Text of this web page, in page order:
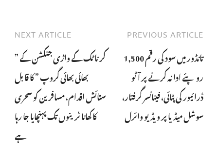
PREVIOUS ARTICLE
تانڈور میں سود کی رقم 1,500
روپئے ادا نہ کرنے پر آٹو
ڈرائیور کی پٹائی، فینانسر گرفتار،
سوشل میڈیا پر ویڈیو وائرل
NEXT ARTICLE
کرناٹک کے واڑی جنکشن کے ”
بھائی بھائی گروپ ” کا قابل
ستائش اقدام، مسافرین کو سحری
کا کھانا ٹرینوں تک پہنچایا جا رہا
ہے